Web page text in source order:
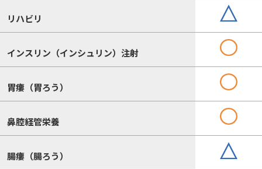
リハビリ
インスリン（インシュリン）注射
胃瘻（胃ろう）
鼻腔経管栄養
腸瘻（腸ろう）